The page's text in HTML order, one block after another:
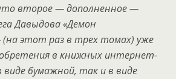
второе — дополненное —
Давыдова «Демон
(на этот раз в трех томах) уже
в книжных интернет-
виде бумажной, так и в виде